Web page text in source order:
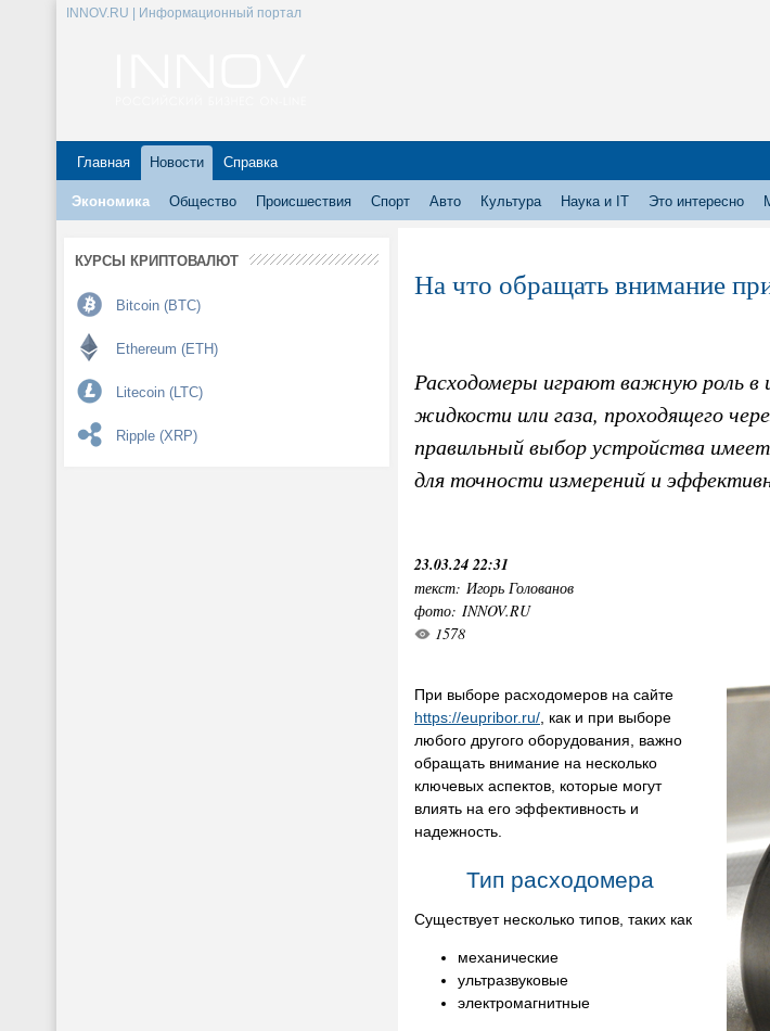
INNOV.RU | Информационный портал
Главная Новости Справка
Экономика Общество Происшествия Спорт Авто Культура Наука и IT Это интересно
КУРСЫ КРИПТОВАЛЮТ
Bitcoin (BTC)
Ethereum (ETH)
Litecoin (LTC)
Ripple (XRP)
На что обращать внимание
Расходомеры играют важную роль в
жидкости или газа, проходящего
правильный выбор устройства
для точности измерений и
23.03.24 22:31
текст: Игорь Голованов
фото: INNOV.RU
1578
При выборе расходомеров на сайте
https://eupribor.ru/ , как и при выборе
любого другого оборудования, важно
обращать внимание на несколько
ключевых аспектов, которые могут
влиять на его эффективность и
надежность.
Тип расходомера
Существует несколько типов, таких как
механические
ультразвуковые
электромагнитные